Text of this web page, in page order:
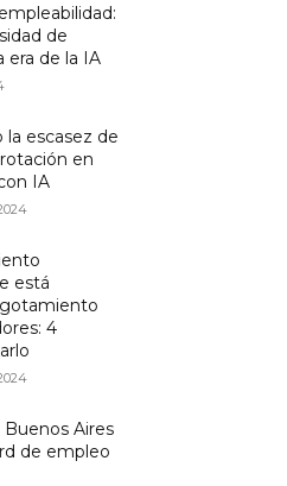
de
era de la IA
la escasez de
en
IA
está
4
Buenos Aires
de empleo